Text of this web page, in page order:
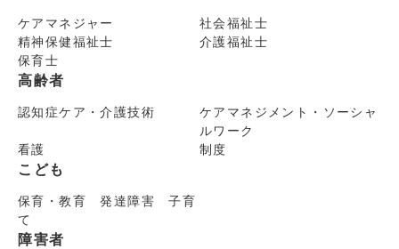
ケアマネジャー
社会福祉士
精神保健福祉士
介護福祉士
保育士
高齢者
認知症ケア・介護技術
ケアマネジメント・ソーシャ
ルワーク
看護
制度
こども
保育・教育 発達障害 子育
て
障害者